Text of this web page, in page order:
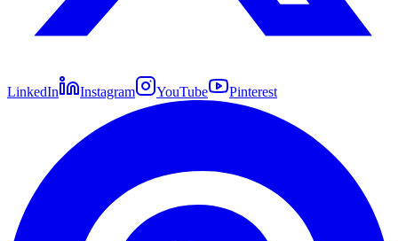
LinkedIn Instagram YouTube Pinterest